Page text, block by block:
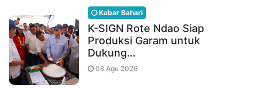
Kabar Bahari
K-SIGN Rote Ndao Siap
Produksi Garam untuk
Dukung…
08 Agu 2026